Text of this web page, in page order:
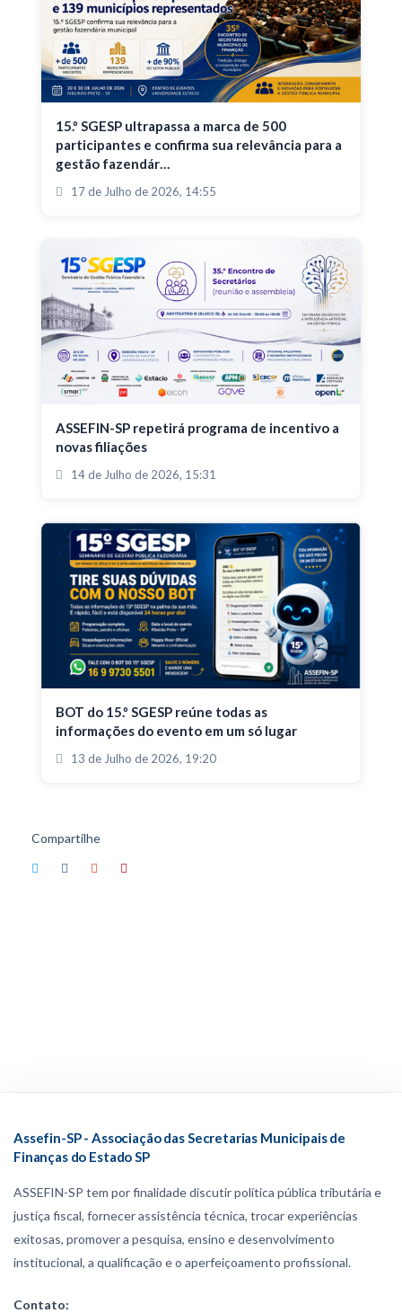
15.º SGESP ultrapassa a marca de 500
participantes e confirma sua relevância para a
gestão fazendár…
17 de Julho de 2026, 14:55
ASSEFIN-SP repetirá programa de incentivo a
novas filiações
14 de Julho de 2026, 15:31
BOT do 15.º SGESP reúne todas as
informações do evento em um só lugar
13 de Julho de 2026, 19:20
Compartilhe
Assefin-SP - Associação das Secretarias Municipais de
Finanças do Estado SP
ASSEFIN-SP tem por finalidade discutir política pública tributária e
justiça fiscal, fornecer assistência técnica, trocar experiências
exitosas, promover a pesquisa, ensino e desenvolvimento
institucional, a qualificação e o aperfeiçoamento profissional.
Contato: